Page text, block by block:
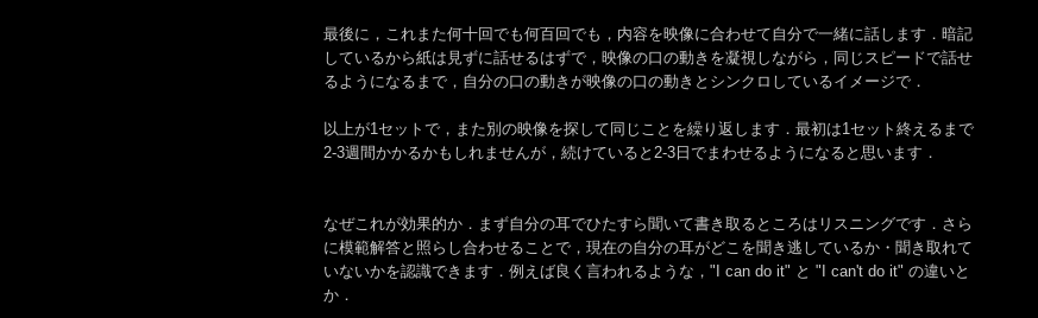
最後に，これまた何十回でも何百回でも，内容を映像に合わせて自分で一緒に話します．暗記
しているから紙は見ずに話せるはずで，映像の口の動きを凝視しながら，同じスピードで話せ
るようになるまで，自分の口の動きが映像の口の動きとシンクロしているイメージで．
以上が1セットで，また別の映像を探して同じことを繰り返します．最初は1セット終えるまで
2-3週間かかるかもしれませんが，続けていると2-3日でまわせるようになると思います．
なぜこれが効果的か．まず自分の耳でひたすら聞いて書き取るところはリスニングです．さら
に模範解答と照らし合わせることで，現在の自分の耳がどこを聞き逃しているか・聞き取れて
いないかを認識できます．例えば良く言われるような，"I can do it" と "I can't do it" の違いと
か．